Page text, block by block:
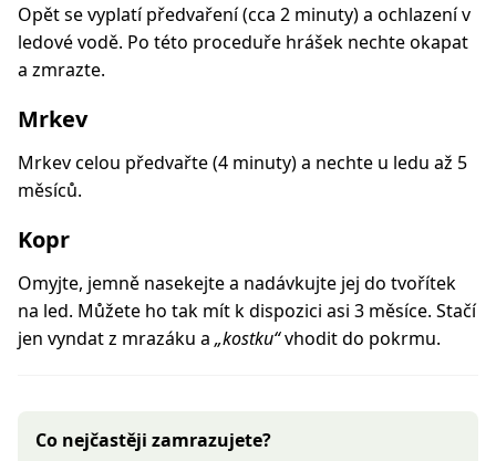
Opět se vyplatí předvaření (cca 2 minuty) a ochlazení v
ledové vodě. Po této proceduře hrášek nechte okapat
a zmrazte.
Mrkev
Mrkev celou předvařte (4 minuty) a nechte u ledu až 5
měsíců.
Kopr
Omyjte, jemně nasekejte a nadávkujte jej do tvořítek
na led. Můžete ho tak mít k dispozici asi 3 měsíce. Stačí
jen vyndat z mrazáku a „kostku“vhodit do pokrmu.
Co nejčastěji zamrazujete?